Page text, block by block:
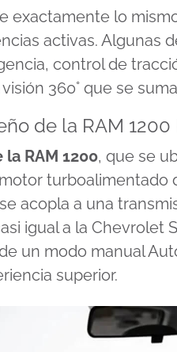
exactamente lo
activas. Algunas
control de
360° que se
de la RAM 1200
RAM 1200, que se
turboalimentado
acopla a una
igual a la Chevrolet
un modo manual
superior.